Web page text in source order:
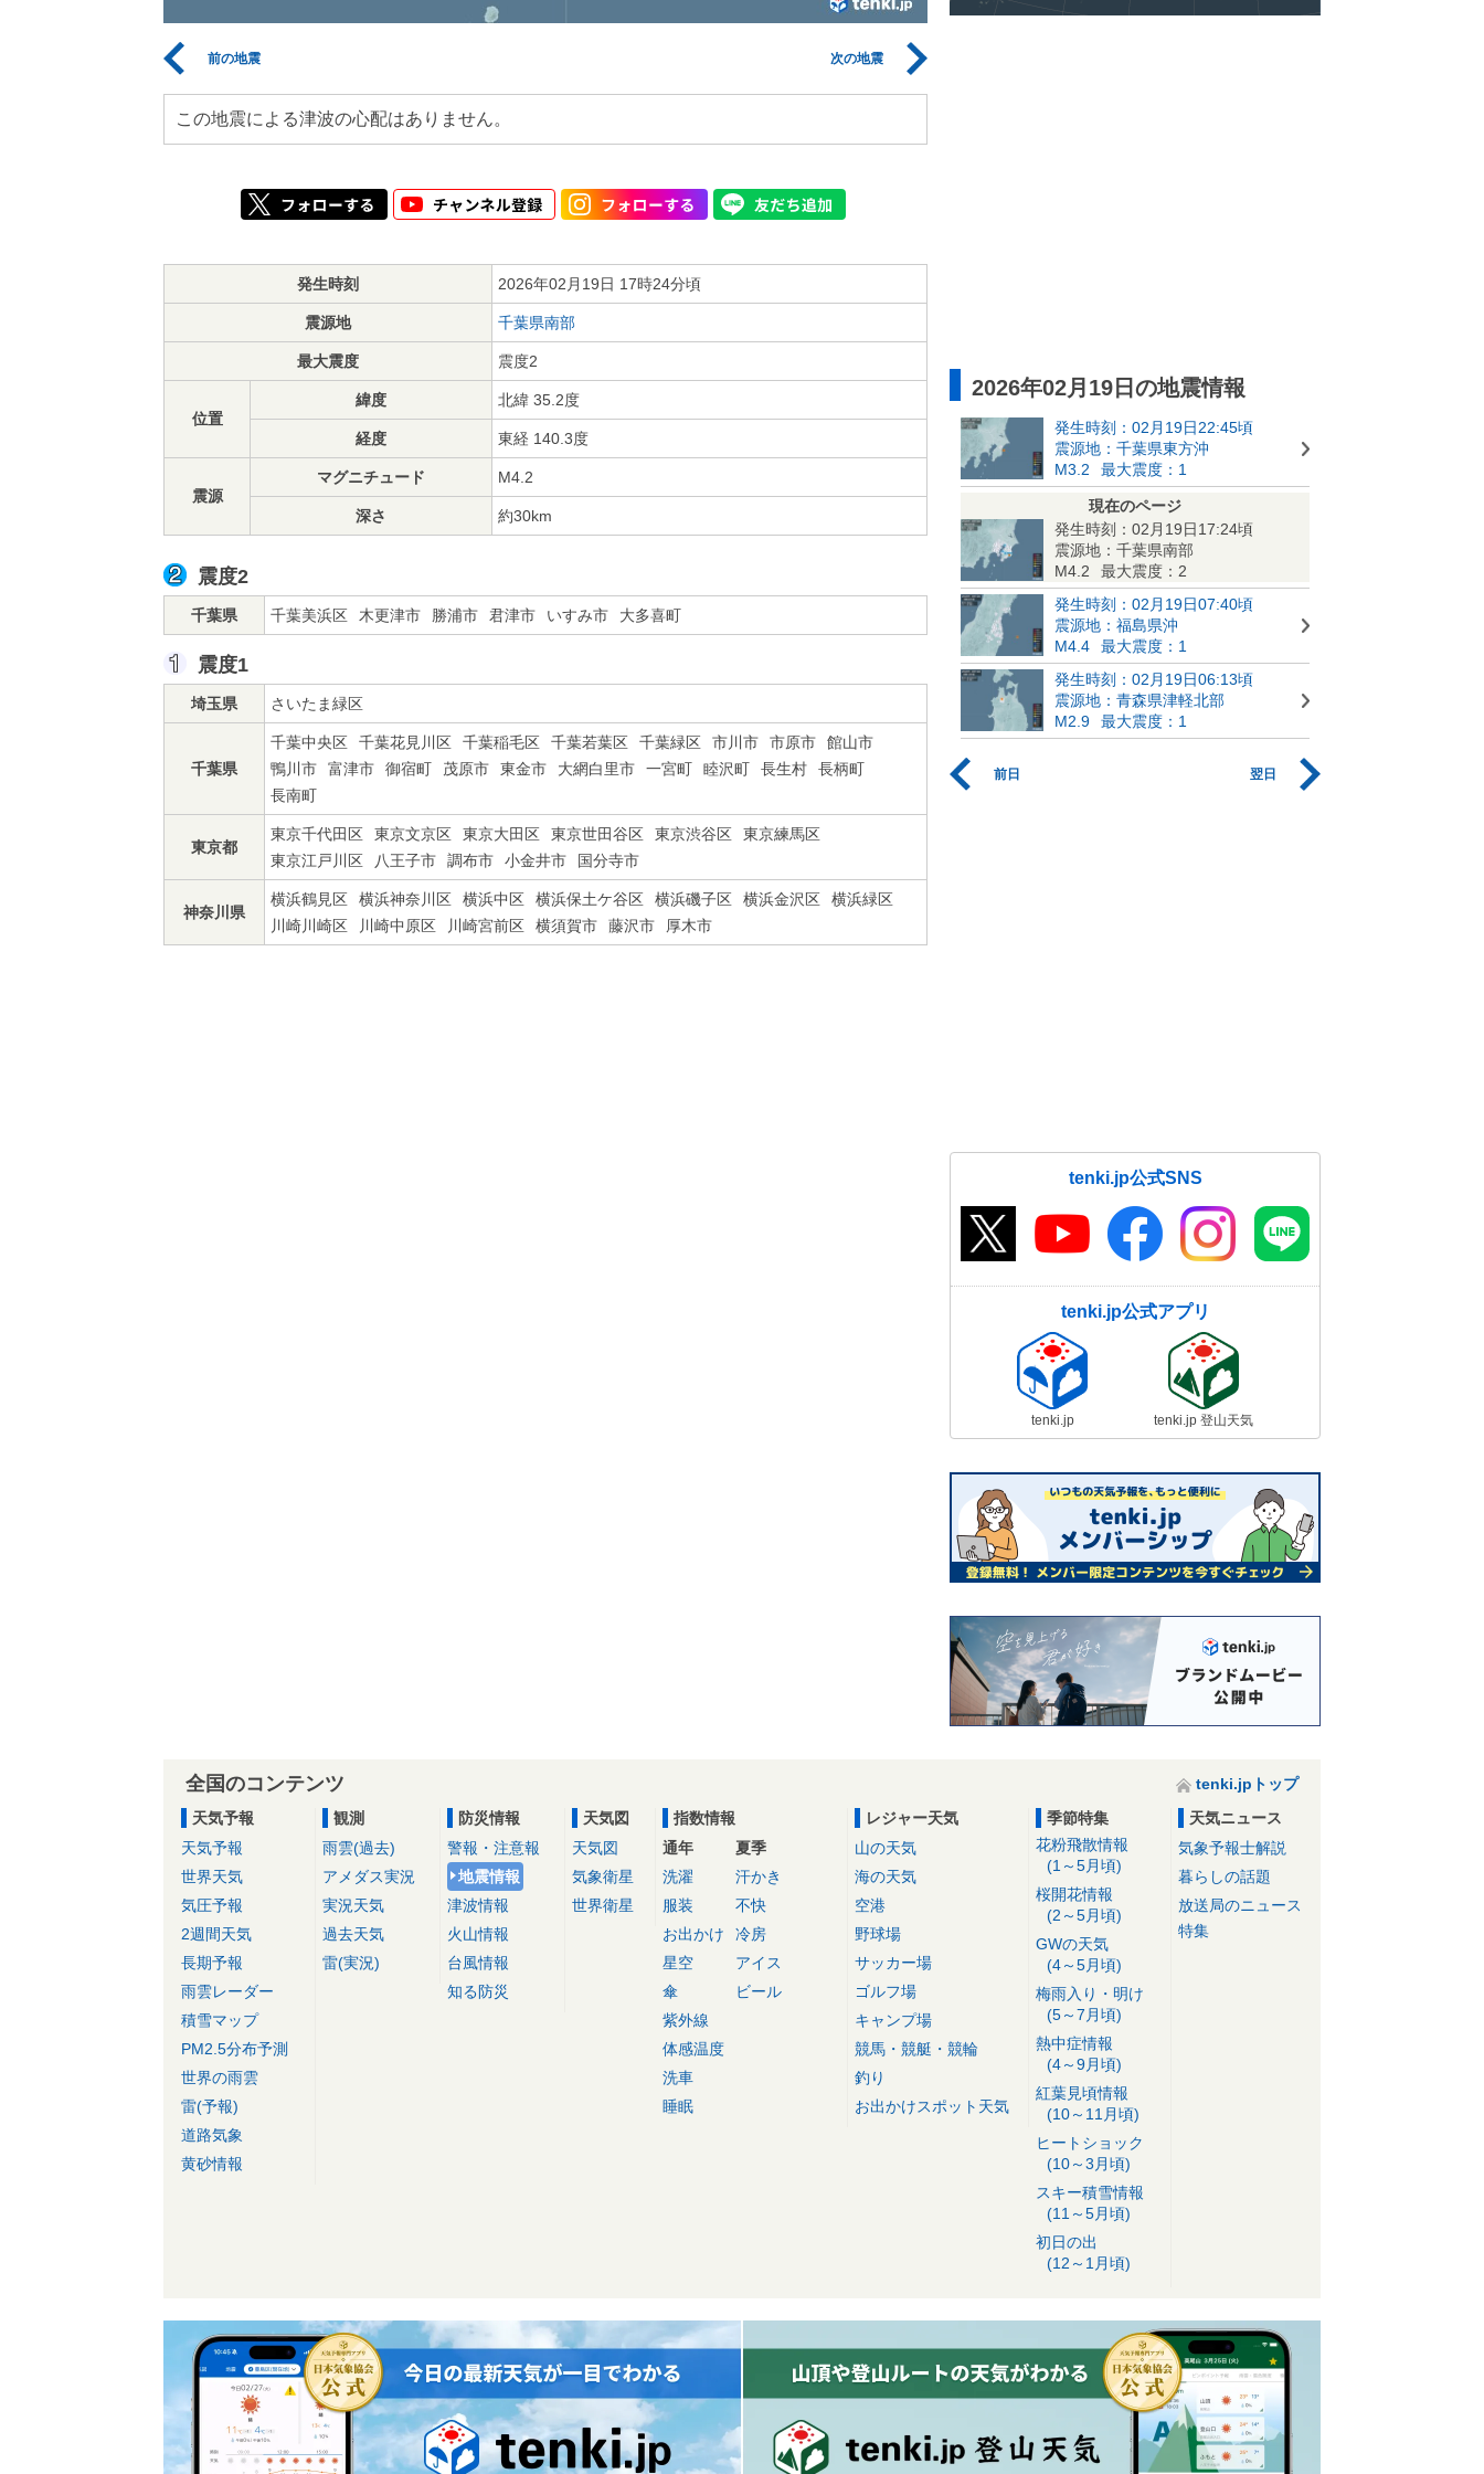
前の地震 次の地震
この地震による津波の心配はありません。
発生時刻 2026年02月19日 17時24分頃
震源地 千葉県南部
最大震度 震度2
位置
緯度 北緯 35.2度
経度 東経 140.3度
震源
マグニチュード M4.2
深さ 約30km
震度2
千葉県 千葉美浜区 木更津市 勝浦市 君津市 いすみ市 大多喜町
震度1
埼玉県 さいたま緑区
千葉県
千葉中央区 千葉花見川区 千葉稲毛区 千葉若葉区 千葉緑区 市川市 市原市
館山市
鴨川市
富津市 御宿町 茂原市 東金市 大網白里市 一宮町 睦沢町 長生村
長柄町
長南町
東京都
東京千代田区 東京文京区 東京大田区 東京世田谷区 東京渋谷区
東京練馬区
東京江戸川区
八王子市 調布市 小金井市 国分寺市
神奈川県
横浜鶴見区 横浜神奈川区 横浜中区 横浜保土ケ谷区 横浜磯子区 横浜金沢区
横浜緑区
川崎川崎区
川崎中原区 川崎宮前区 横須賀市 藤沢市 厚木市
2026年02月19日の地震情報
発生時刻：02月19日22:45頃
震源地：千葉県東方沖
M3.2
最大震度：1
現在のページ
発生時刻：02月19日17:24頃
震源地：千葉県南部
M4.2
最大震度：2
発生時刻：02月19日07:40頃
震源地：福島県沖
M4.4
最大震度：1
発生時刻：02月19日06:13頃
震源地：青森県津軽北部
M2.9
最大震度：1
前日 翌日
tenki.jp公式SNS
tenki.jp公式アプリ
tenki.jp tenki.jp 登山天気
全国のコンテンツ
tenki.jpトップ
天気予報
天気予報
世界天気
気圧予報
2週間天気
長期予報
雨雲レーダー
積雪マップ
PM2.5分布予測
世界の雨雲
雷(予報)
道路気象
黄砂情報
観測
雨雲(過去)
アメダス実況
実況天気
過去天気
雷(実況)
防災情報
警報・注意報
地震情報
津波情報
火山情報
台風情報
知る防災
天気図
天気図
気象衛星
世界衛星
指数情報
通年
洗濯
服装
お出かけ
星空
傘
紫外線
体感温度
洗車
睡眠
夏季
汗かき
不快
冷房
アイス
ビール
レジャー天気
山の天気
海の天気
空港
野球場
サッカー場
ゴルフ場
キャンプ場
競馬・競艇・競輪
釣り
お出かけスポット天気
季節特集
花粉飛散情報
(1～5月頃)
桜開花情報
(2～5月頃)
GWの天気
(4～5月頃)
梅雨入り・明け
(5～7月頃)
熱中症情報
(4～9月頃)
紅葉見頃情報
(10～11月頃)
ヒートショック
(10～3月頃)
スキー積雪情報
(11～5月頃)
初日の出
(12～1月頃)
天気ニュース
気象予報士解説
暮らしの話題
放送局のニュース
特集